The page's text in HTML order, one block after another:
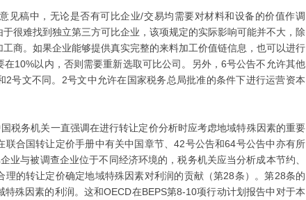
见稿中，无论是否有可比企业/交易均需要对材料和设备的价值作调
很难找到独立第三方可比企业，该项规定的实际影响可能并不大，除
商。如果企业能够提供真实完整的来料加工价值链信息，也可以进行
10%以内，否则需要重新选取可比公司。另外，6号公告不允许其他
2号文不同。2号文中允许在国家税务总局批准的条件下进行运营资本
税务机关一直强调在进行转让定价分析时应考虑地域特殊因素的重要
联合国转让定价手册中有关中国章节、42号公告和64号公告中亦有所
业与被调查企业位于不同经济环境的，税务机关应当分析成本节约、
理的转让定价确定地域特殊因素对利润的贡献（第28条）。第28条的
殊因素的利润。这和OECD在BEPS第8-10项行动计划报告中对于本